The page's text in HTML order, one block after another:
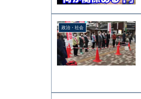
政治・社会